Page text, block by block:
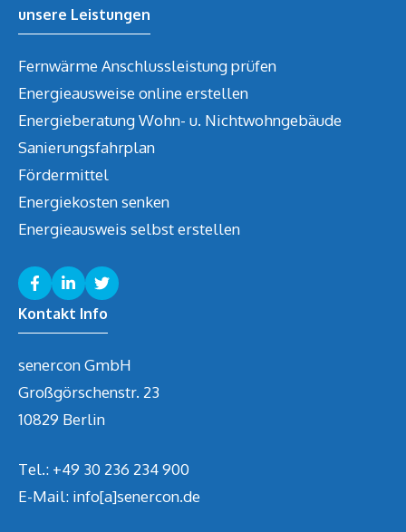
unsere Leistungen
Fernwärme Anschlussleistung prüfen
Energieausweise online erstellen
Energieberatung Wohn- u. Nichtwohngebäude
Sanierungsfahrplan
Fördermittel
Energiekosten senken
Energieausweis selbst erstellen
Kontakt Info
senercon GmbH
Großgörschenstr. 23
10829 Berlin
Tel.: +49 30 236 234 900
E-Mail: info[a]senercon.de